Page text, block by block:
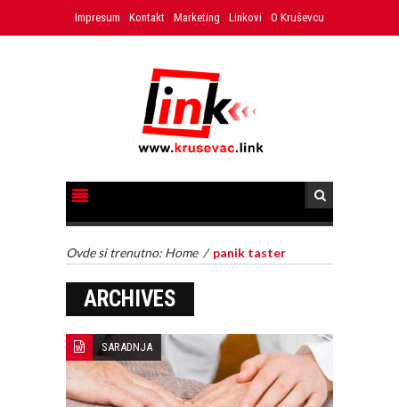
Impresum Kontakt Marketing Linkovi O Kruševcu
Ovde si trenutno: Home / panik taster
ARCHIVES
SARADNJA